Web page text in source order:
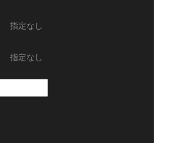
指定なし
指定なし